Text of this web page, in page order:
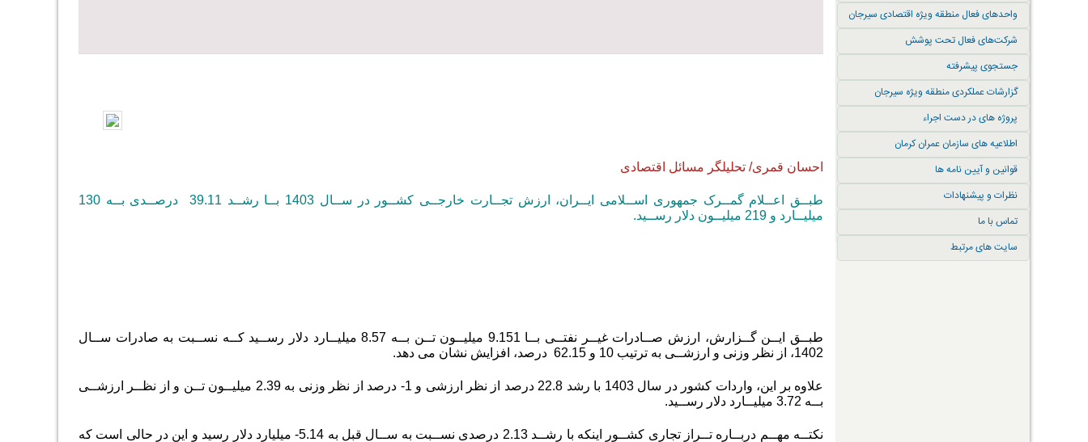
واحدهای فعال منطقه ویژه اقتصادی سیرجان
شرکت‌های فعال تحت پوشش
جستجوی پیشرفته
گزارشات عملکردی منطقه ویژه سیرجان
پروژه های در دست اجراء
اطلاعیه های سازمان عمران کرمان
قوانین و آیین نامه ها
نظرات و پیشنهادات
تماس با ما
سایت های مرتبط
احسان قمری/ تحلیلگر مسائل اقتصادی
طبــق اعــلام گمــرک جمهوری اســلامی ایــران، ارزش تجــارت خارجــی کشــور در ســال 1403 بــا رشــد 39.11
درصــدی بــه 130
میلیــارد و 219 میلیــون دلار رســید.
طبــق ایــن گــزارش، ارزش صــادرات غیــر نفتــی بــا 9.151 میلیــون تــن بــه 8.57 میلیــارد دلار رســید کــه نســبت به صادرات ســال
1402، از نظر وزنی و ارزشــی به ترتیب 10 و 62.15 درصد، افزایش نشان می دهد.
علاوه بر این، واردات کشور در سال 1403 با رشد 22.8 درصد از نظر ارزشی و 1- درصد از نظر وزنی به 2.39 میلیــون تــن و از نظــر ارزشــی
بــه 3.72 میلیــارد دلار رســید.
نکتــه مهــم دربــاره تــراز تجاری کشــور اینکه با رشــد 2.13 درصدی نســبت به ســال قبل به 5.14- میلیارد دلار رسید و این در حالی است که